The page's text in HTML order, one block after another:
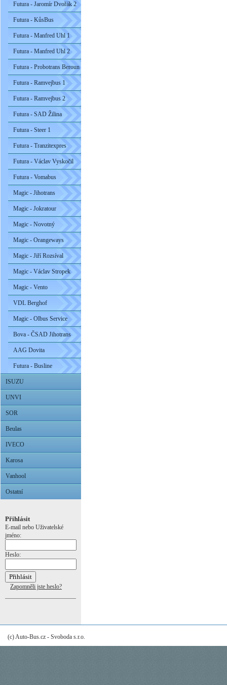
Futura - Jaromír Dvořák 2
Futura - KůsBus
Futura - Manfred Uhl 1
Futura - Manfred Uhl 2
Futura - Probotrans Beroun
Futura - Ramvejbus 1
Futura - Ramvejbus 2
Futura - SAD Žilina
Futura - Steer 1
Futura - Tranzitexpres
Futura - Václav Vyskočil
Futura - Vomabus
Magic - Jihotrans
Magic - Jokratour
Magic - Novotný
Magic - Orangeways
Magic - Jiří Rozsíval
Magic - Václav Stropek
Magic - Vento
VDL Berghof
Magic - Olbus Service
Bova - ČSAD Jihotrans
AAG Dovita
Futura - Busline
ISUZU
UNVI
SOR
Beulas
IVECO
Karosa
Vanhool
Ostatní
Přihlásit
E-mail nebo Uživatelské
jméno:
Heslo:
Zapomněli jste heslo?
(c) Auto-Bus.cz - Svoboda s.r.o.